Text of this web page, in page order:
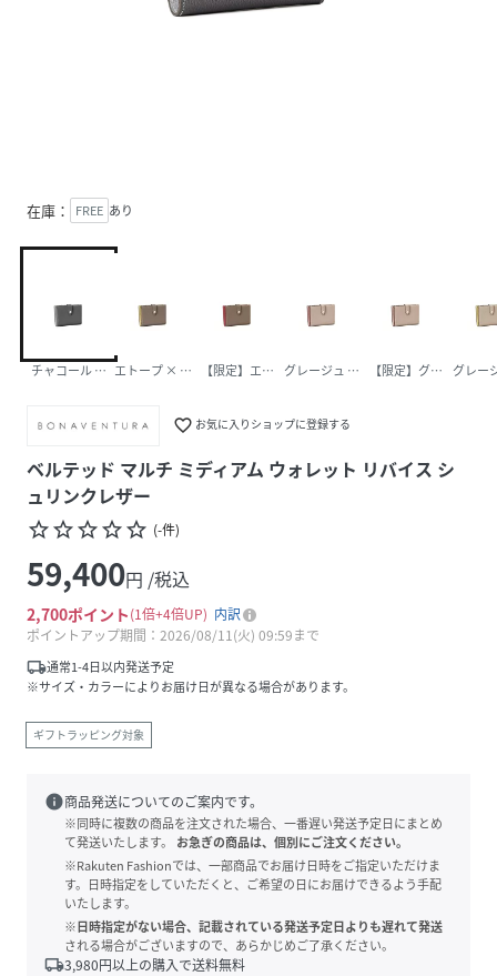
在庫： FREE あり
チャコール × トゥルーグレー
エトープ × イエロー【限定】エトープ×レッドグレージュ × コーラル【限定】グレージュ
グレー
favorite_border お気に入りショップに登録する
ベルテッド マルチ ミディアム ウォレット リバイス シ
ュリンクレザー
star_borderstar_borderstar_borderstar_borderstar_border (-件)
59,400円 /税込
2,700ポイント 1倍 4倍UP
内訳
ポイントアップ期間：2026/08/11(火) 09:59まで
local_shipping通常1-4日以内発送予定
※サイズ・カラーによりお届け日が異なる場合があります。
ギフトラッピング対象
info商品発送についてのご案内です。
※同時に複数の商品を注文された場合、一番遅い発送予定日にまとめ
て発送いたします。
お急ぎの商品は、個別にご注文ください。
※Rakuten Fashionでは、一部商品でお届け日時をご指定いただけま
す。日時指定をしていただくと、ご希望の日にお届けできるよう手配
いたします。
※日時指定がない場合、記載されている発送予定日よりも遅れて発送
される場合がございますので、あらかじめご了承ください。
local_shipping3,980円以上の購入で送料無料